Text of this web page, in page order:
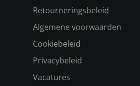
Retourneringsbeleid
Algemene voorwaarden
Cookiebeleid
Privacybeleid
Vacatures